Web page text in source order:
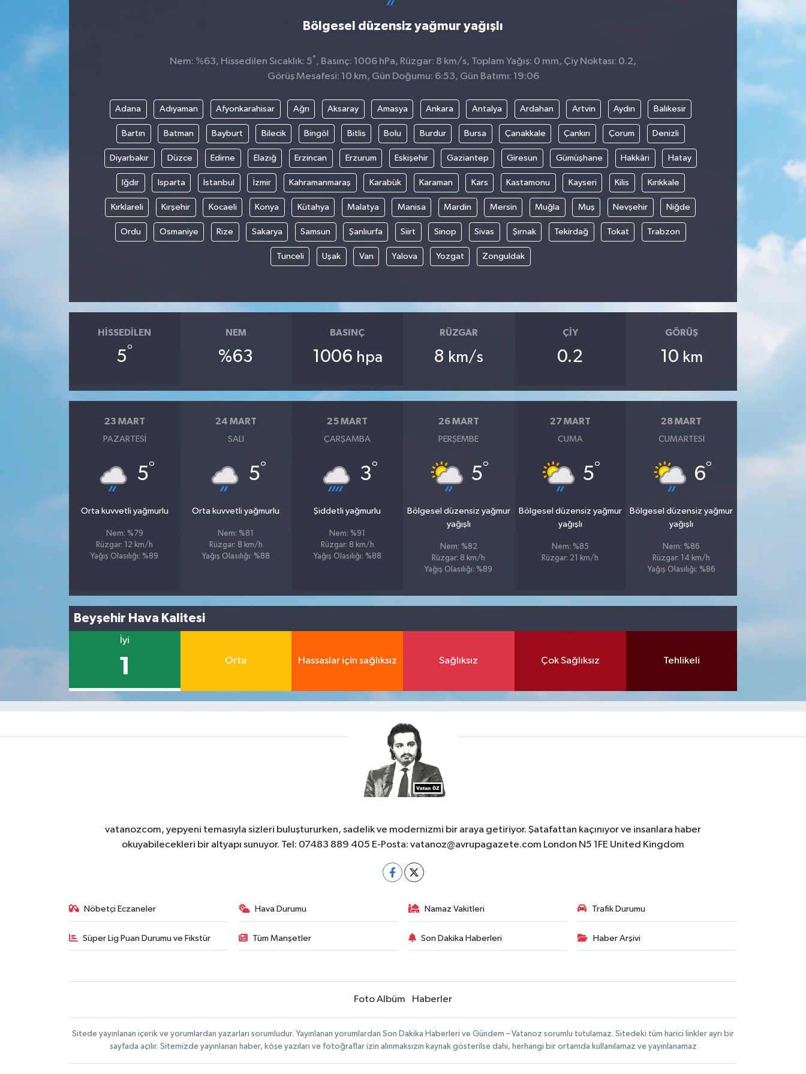
Bölgesel düzensiz yağmur yağışlı
Nem: %63, Hissedilen Sıcaklık: 5° , Basınç: 1006 hPa, Rüzgar: 8 km/s, Toplam Yağış: 0 mm, Çiy Noktası: 0.2,
Görüş Mesafesi: 10 km, Gün Doğumu: 6:53, Gün Batımı: 19:06
Adana Adıyaman Afyonkarahisar Ağrı Aksaray Amasya Ankara Antalya Ardahan Artvin Aydın Balıkesir
Bartın Batman Bayburt Bilecik Bingöl Bitlis Bolu Burdur Bursa Çanakkale Çankırı Çorum Denizli
Diyarbakır Düzce Edirne Elazığ Erzincan Erzurum Eskişehir Gaziantep Giresun Gümüşhane Hakkâri Hatay
Iğdır Isparta İstanbul İzmir Kahramanmaraş Karabük Karaman Kars Kastamonu Kayseri Kilis Kırıkkale
Kırklareli Kırşehir Kocaeli Konya Kütahya Malatya Manisa Mardin Mersin Muğla Muş Nevşehir Niğde
Ordu Osmaniye Rize Sakarya Samsun Şanlıurfa Siirt Sinop Sivas Şırnak Tekirdağ Tokat Trabzon
Tunceli Uşak Van Yalova Yozgat Zonguldak
HISSEDILEN
5°
NEM
%63
BASINÇ
1006 hpa
RÜZGAR
8 km/s
ÇIY
0.2
GÖRÜŞ
10 km
23 MART
PAZARTESI
5°
Orta kuvvetli yağmurlu
Nem: %79
Rüzgar: 12 km/h
Yağış Olasılığı: %89
24 MART
SALI
5°
Orta kuvvetli yağmurlu
Nem: %81
Rüzgar: 8 km/h
Yağış Olasılığı: %88
25 MART
ÇARŞAMBA
3°
Şiddetli yağmurlu
Nem: %91
Rüzgar: 8 km/h
Yağış Olasılığı: %88
26 MART
PERŞEMBE
5°
Bölgesel düzensiz yağmur
yağışlı
Nem: %82
Rüzgar: 8 km/h
Yağış Olasılığı: %89
27 MART
CUMA
5°
Bölgesel düzensiz yağmur
yağışlı
Nem: %85
Rüzgar: 21 km/h
28 MART
CUMARTESI
6°
Bölgesel düzensiz yağmur
yağışlı
Nem: %86
Rüzgar: 14 km/h
Yağış Olasılığı: %86
Beyşehir Hava Kalitesi
İyi
1 Orta Hassaslar için sağlıksız Sağlıksız Çok Sağlıksız Tehlikeli
vatanozcom, yepyeni temasıyla sizleri buluştururken, sadelik ve modernizmi bir araya getiriyor. Şatafattan kaçınıyor ve insanlara haber
okuyabilecekleri bir altyapı sunuyor. Tel: 07483 889 405 E-Posta: vatanoz@avrupagazete.com London N5 1FE United Kingdom
Nöbetçi Eczaneler Hava Durumu Namaz Vakitleri Trafik Durumu
Süper Lig Puan Durumu ve Fikstür Tüm Manşetler Son Dakika Haberleri Haber Arşivi
Foto Albüm Haberler
Sitede yayınlanan içerik ve yorumlardan yazarları sorumludur. Yayınlanan yorumlardan Son Dakika Haberleri ve Gündem – Vatanoz sorumlu tutulamaz. Sitedeki tüm harici linkler ayrı bir
sayfada açılır. Sitemizde yayınlanan haber, köşe yazıları ve fotoğraflar izin alınmaksızın kaynak gösterilse dahi, herhangi bir ortamda kullanılamaz ve yayınlanamaz